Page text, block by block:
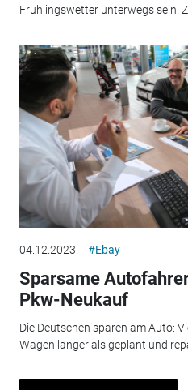
Frühlingswetter unterwegs sein.
04.12.2023 #Ebay
Sparsame
Pkw-Neukauf
Die Deutschen sparen am Auto:
Wagen länger als geplant und